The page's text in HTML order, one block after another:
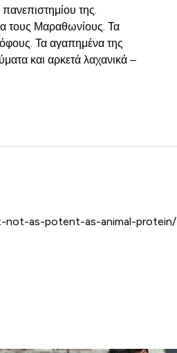
της.
τους Μαραθωνίους. Τα
Τα αγαπημένα της
και αρκετά λαχανικά –
not-as-potent-as-animal-protein/